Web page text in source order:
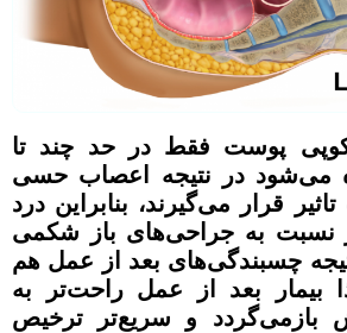
پوست ‌فقط در حد چند تا
می‌شود در نتیجه اعصاب حسی
قرار می‌گیرند، بنابراین درد
نسبت به جراحی‌های باز شکمی
چسبندگی‌های بعد از عمل هم
بیمار بعد از عمل راحت‌تر به
بازمی‌گردد و سریع‌تر ترخیص